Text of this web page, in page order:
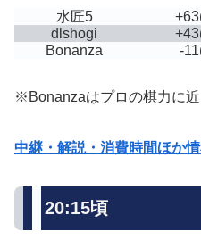
水匠5 +63
dlshogi
+43
Bonanza
-11
※Bonanzaはプロの棋力に
中継・解説・消費時間ほか
20:15頃